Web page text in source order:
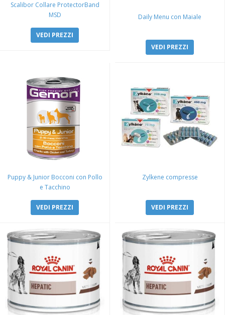
Scalibor Collare ProtectorBand
MSD
VEDI PREZZI
Daily Menu con Maiale
VEDI PREZZI
Puppy & Junior Bocconi con Pollo
e Tacchino
VEDI PREZZI
Zylkene compresse
VEDI PREZZI